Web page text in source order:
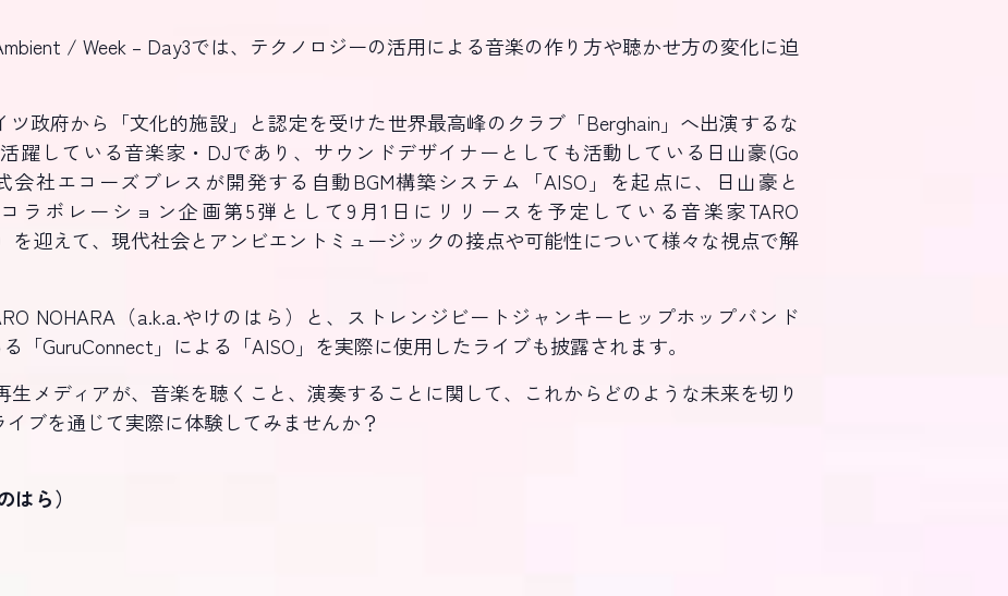
/ Week – Day3では、テクノロジーの活用による音楽の作り方や聴かせ方の変化に迫
ツ政府から「文化的施設」と認定を受けた世界最高峰のクラブ「Berghain」へ出演するな
躍している音楽家・DJであり、サウンドデザイナーとしても活動している日山豪(Go
会社エコーズブレスが開発する自動BGM構築システム「AISO」を起点に、日山豪と
コラボレーション企画第5弾として9月1日にリリースを予定している音楽家TARO
を迎えて、現代社会とアンビエントミュージックの接点や可能性について様々な視点で解
NOHARA（a.k.a.やけのはら）と、ストレンジビートジャンキーヒップホップバンド
る「GuruConnect」による「AISO」を実際に使用したライブも披露されます。
生メディアが、音楽を聴くこと、演奏することに関して、これからどのような未来を切り
ブを通じて実際に体験してみませんか？
はら）